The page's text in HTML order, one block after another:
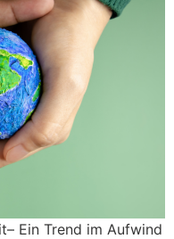
Ein Trend im Aufwind